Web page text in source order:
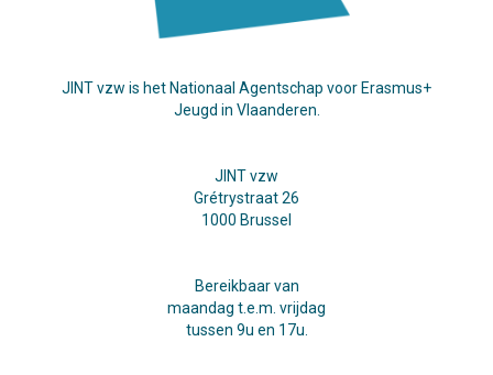
JINT vzw is het Nationaal Agentschap voor Erasmus+
Jeugd in Vlaanderen.
JINT vzw
Grétrystraat 26
1000 Brussel
Bereikbaar van
maandag t.e.m. vrijdag
tussen 9u en 17u.